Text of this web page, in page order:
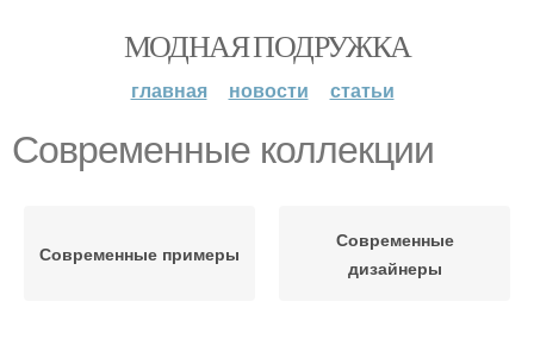
МОДНАЯ ПОДРУЖКА
главная новости статьи
Современные коллекции
Современные примеры
Современные
дизайнеры